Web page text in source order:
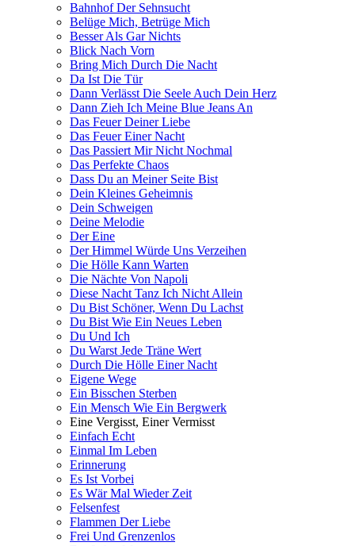
Bahnhof Der Sehnsucht
Belüge Mich, Betrüge Mich
Besser Als Gar Nichts
Blick Nach Vorn
Bring Mich Durch Die Nacht
Da Ist Die Tür
Dann Verlässt Die Seele Auch Dein Herz
Dann Zieh Ich Meine Blue Jeans An
Das Feuer Deiner Liebe
Das Feuer Einer Nacht
Das Passiert Mir Nicht Nochmal
Das Perfekte Chaos
Dass Du an Meiner Seite Bist
Dein Kleines Geheimnis
Dein Schweigen
Deine Melodie
Der Eine
Der Himmel Würde Uns Verzeihen
Die Hölle Kann Warten
Die Nächte Von Napoli
Diese Nacht Tanz Ich Nicht Allein
Du Bist Schöner, Wenn Du Lachst
Du Bist Wie Ein Neues Leben
Du Und Ich
Du Warst Jede Träne Wert
Durch Die Hölle Einer Nacht
Eigene Wege
Ein Bisschen Sterben
Ein Mensch Wie Ein Bergwerk
Eine Vergisst, Einer Vermisst
Einfach Echt
Einmal Im Leben
Erinnerung
Es Ist Vorbei
Es Wär Mal Wieder Zeit
Felsenfest
Flammen Der Liebe
Frei Und Grenzenlos